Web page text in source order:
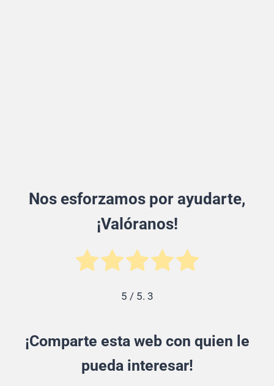
Nos esforzamos por ayudarte,
¡Valóranos!
5 / 5. 3
¡Comparte esta web con quien le
pueda interesar!